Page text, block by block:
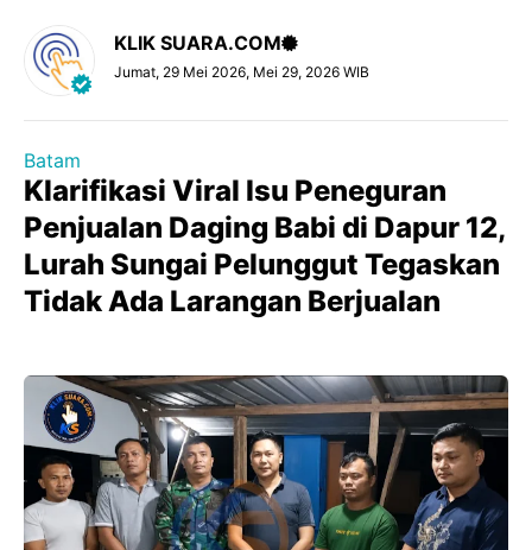
KLIK SUARA.COM
Jumat, 29 Mei 2026, Mei 29, 2026 WIB
Batam
Klarifikasi Viral Isu Peneguran
Penjualan Daging Babi di Dapur 12,
Lurah Sungai Pelunggut Tegaskan
Tidak Ada Larangan Berjualan